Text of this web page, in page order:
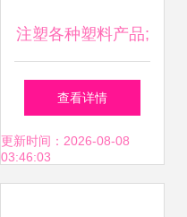
定制加工嘉豪模具
价格
注塑各种塑料产品;
设计制造塑料模图
片,注塑各种塑料产
查看详情
更新时间：2026-08-08
03:46:03